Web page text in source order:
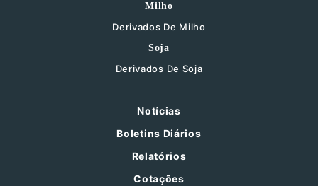
Milho
Derivados De Milho
Soja
Derivados De Soja
Notícias
Boletins Diários
Relatórios
Cotações